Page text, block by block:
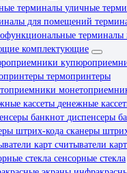
терминалы уличные
для помещений
терминалы
комплектующие
термопринтеры
кассеты денежные
банкнот диспенсеры
штрих-кода сканеры
карт считыватели карт
стекла сенсорные стекла